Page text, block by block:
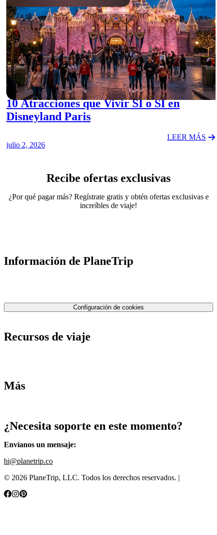
ACTIVITIES
10 Atracciones que Vivir SÍ o SÍ en
Disneyland Paris
julio 2, 2026
LEER MÁS
Recibe ofertas exclusivas
¿Por qué pagar más? Regístrate gratis y obtén ofertas exclusivas e
increíbles de viaje!
Información de PlaneTrip
Configuración de cookies
Recursos de viaje
Más
¿Necesita soporte en este momento?
Envíanos un mensaje:
hi@planetrip.co
© 2026 PlaneTrip, LLC. Todos los derechos reservados. |